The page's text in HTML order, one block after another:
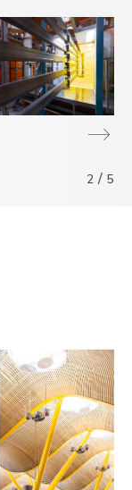
2 / 5